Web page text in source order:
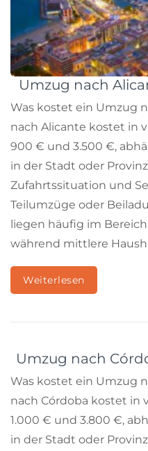
Umzug nach
Was kostet ein Umzug
nach Alicante kostet in
900 € und 3.500 €,
in der Stadt oder
Zufahrtssituation und
Teilumzüge oder
liegen häufig im
während mittlere
Weiterlesen
Umzug nach
Was kostet ein Umzug
nach Córdoba kostet in
1.000 € und 3.800 €,
in der Stadt oder